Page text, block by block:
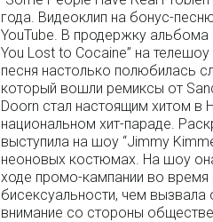
года. Видеоклип на бонус-
YouTube. В продержку альбома
You Lost to Cocaine” на
песня настолько полюбилась
который вошли ремиксы от
Doorn стал настоящим хитом в
национальном хит-параде.
выступила на шоу “Jimmy
неоновых костюмах. На шоу она
ходе промо-кампании во время
бисексуальности, чем
внимание со стороны